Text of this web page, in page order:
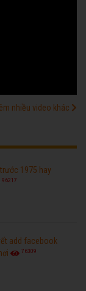
nhiều video khác
1975 hay
96217
add facebook
76309